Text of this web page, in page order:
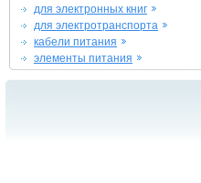
для электронных книг
для электротранспорта
кабели питания
элементы питания